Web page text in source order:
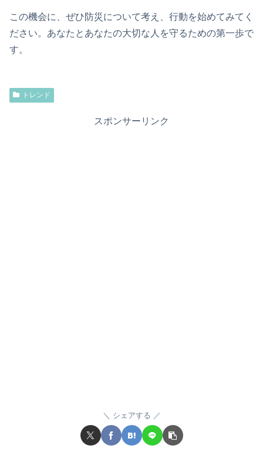
この機会に、ぜひ防災について考え、行動を始めてみてく
ださい。あなたとあなたの大切な人を守るための第一歩で
す。
トレンド
スポンサーリンク
シェアする